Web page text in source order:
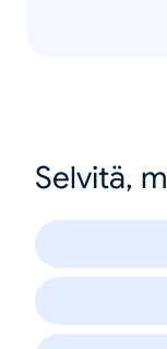
Selvitä,